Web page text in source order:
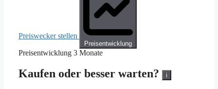
Preiswecker stellen
Preisentwicklung
Preisentwicklung 3 Monate
Kaufen oder besser warten? i